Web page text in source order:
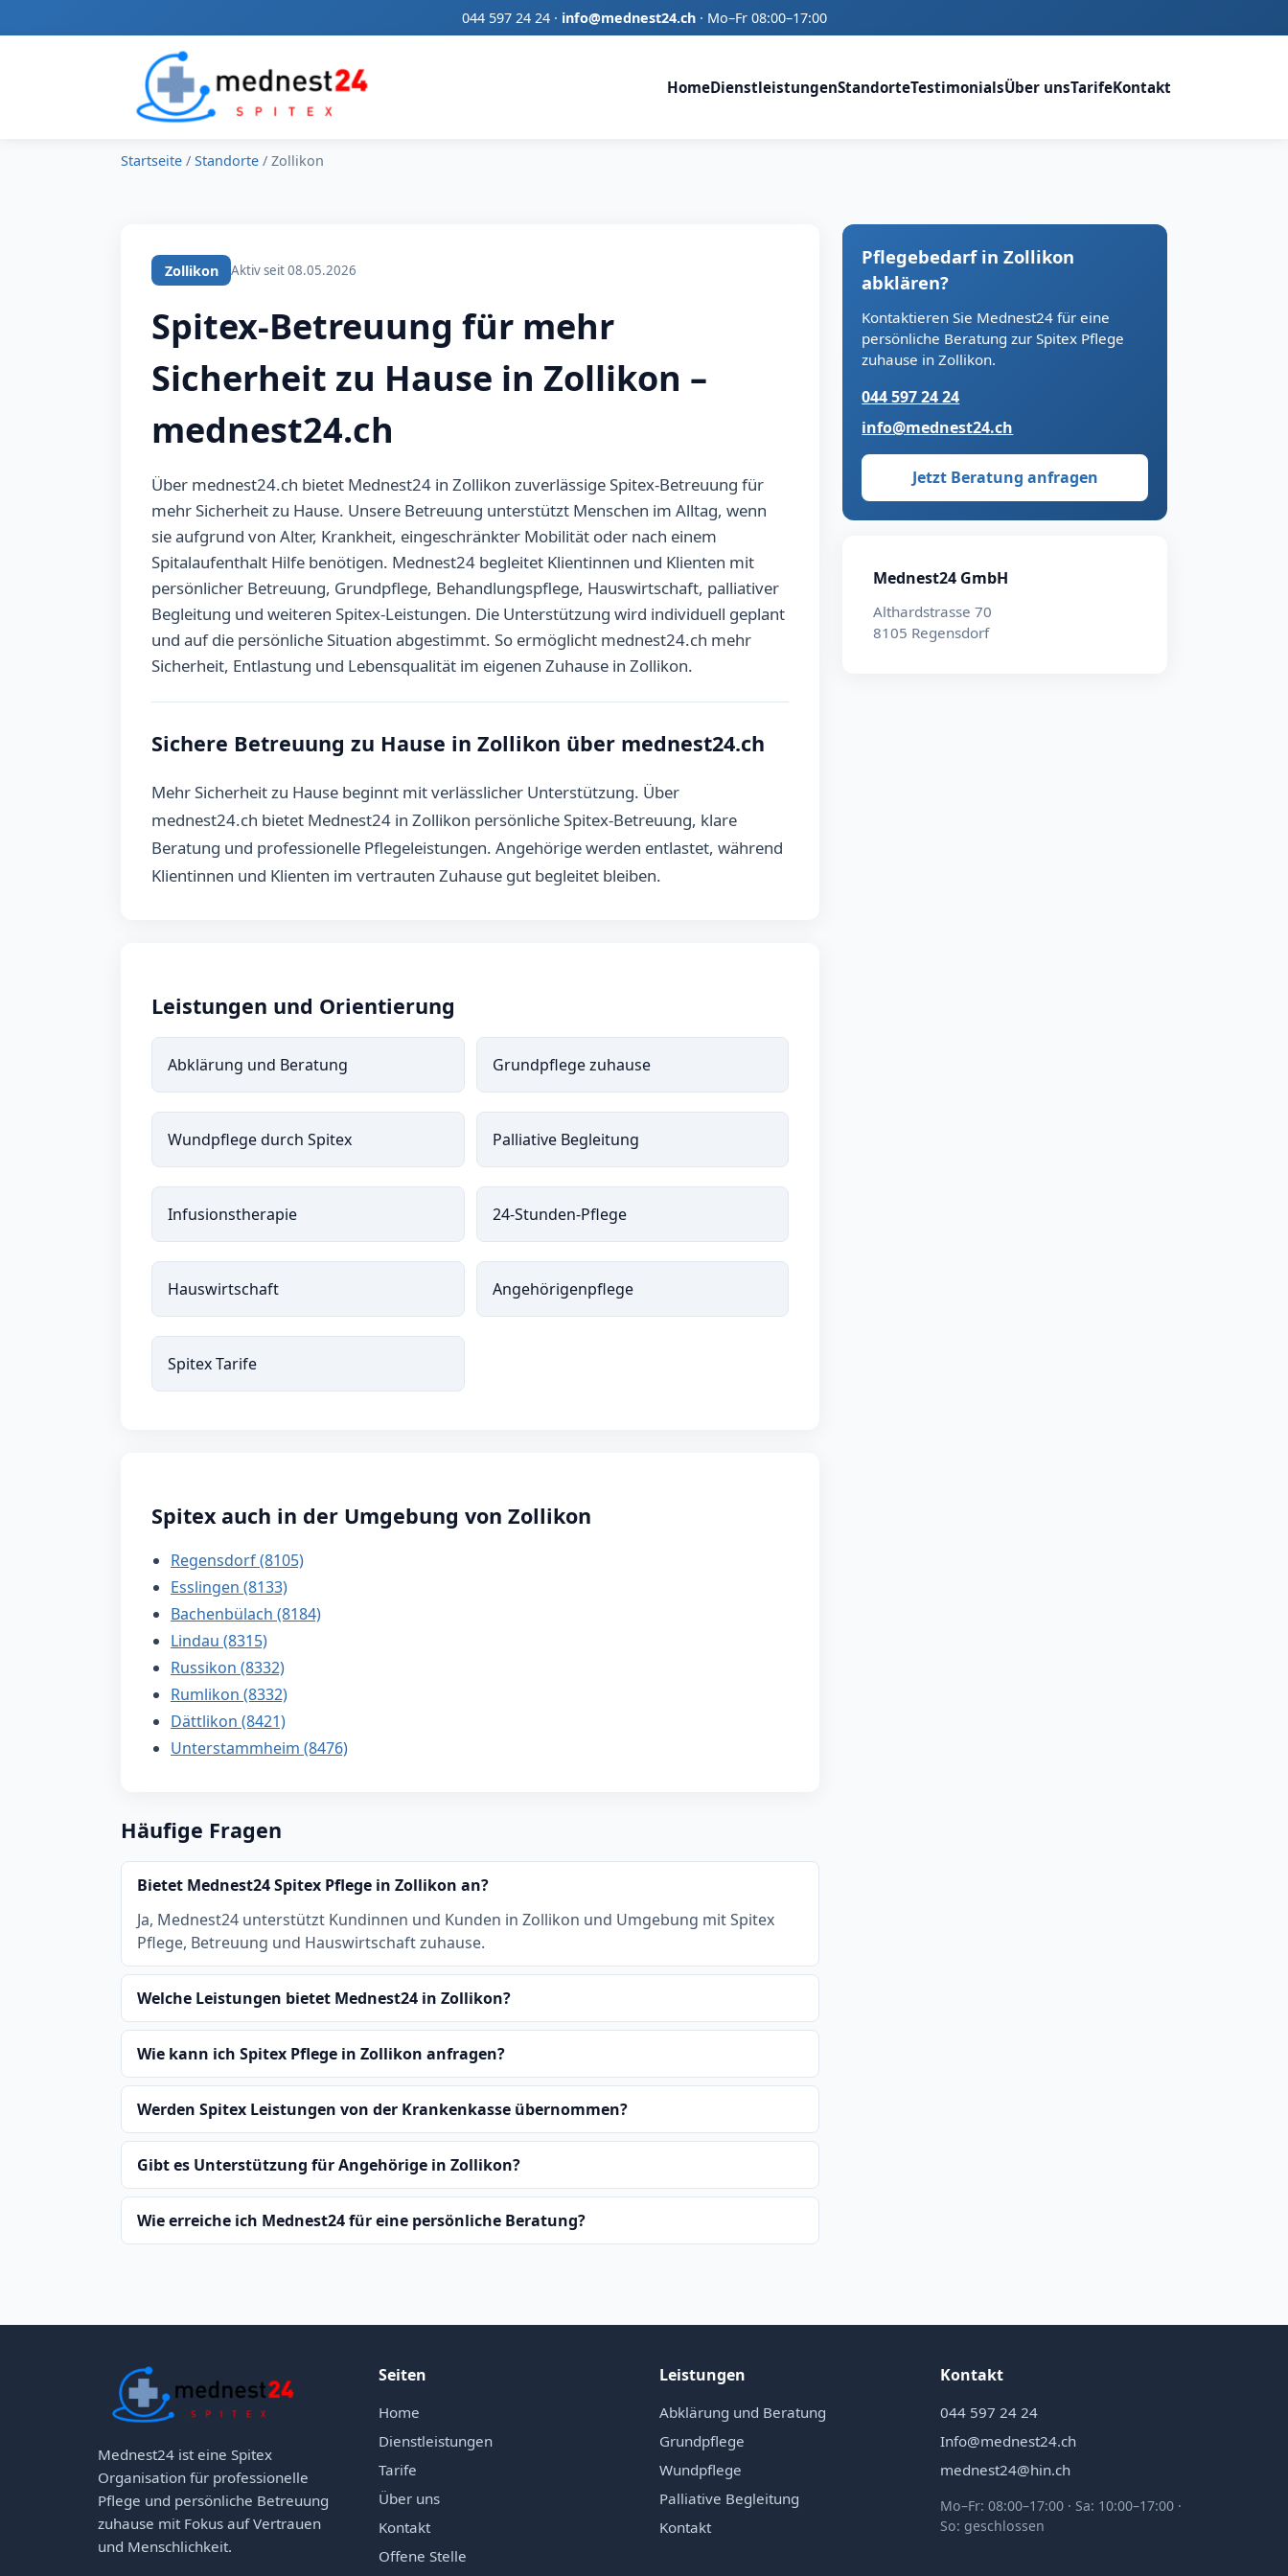
044 597 24 24· info@mednest24.ch· Mo–Fr 08:00–17:00
HomeDienstleistungenStandorteTestimonialsÜber unsTarifeKontakt
Startseite / Standorte / Zollikon
Zollikon Aktiv seit 08.05.2026
Spitex-Betreuung für mehr
Sicherheit zu Hause in Zollikon –
mednest24.ch
Über mednest24.ch bietet Mednest24 in Zollikon zuverlässige Spitex-Betreuung für
mehr Sicherheit zu Hause. Unsere Betreuung unterstützt Menschen im Alltag, wenn
sie aufgrund von Alter, Krankheit, eingeschränkter Mobilität oder nach einem
Spitalaufenthalt Hilfe benötigen. Mednest24 begleitet Klientinnen und Klienten mit
persönlicher Betreuung, Grundpflege, Behandlungspflege, Hauswirtschaft, palliativer
Begleitung und weiteren Spitex-Leistungen. Die Unterstützung wird individuell geplant
und auf die persönliche Situation abgestimmt. So ermöglicht mednest24.ch mehr
Sicherheit, Entlastung und Lebensqualität im eigenen Zuhause in Zollikon.
Sichere Betreuung zu Hause in Zollikon über mednest24.ch
Mehr Sicherheit zu Hause beginnt mit verlässlicher Unterstützung. Über
mednest24.ch bietet Mednest24 in Zollikon persönliche Spitex-Betreuung, klare
Beratung und professionelle Pflegeleistungen. Angehörige werden entlastet, während
Klientinnen und Klienten im vertrauten Zuhause gut begleitet bleiben.
Leistungen und Orientierung
Abklärung und Beratung Grundpflege zuhause
Wundpflege durch Spitex Palliative Begleitung
Infusionstherapie 24-Stunden-Pflege
Hauswirtschaft Angehörigenpflege
Spitex Tarife
Spitex auch in der Umgebung von Zollikon
Regensdorf (8105)
Esslingen (8133)
Bachenbülach (8184)
Lindau (8315)
Russikon (8332)
Rumlikon (8332)
Dättlikon (8421)
Unterstammheim (8476)
Häufige Fragen
Bietet Mednest24 Spitex Pflege in Zollikon an?
Ja, Mednest24 unterstützt Kundinnen und Kunden in Zollikon und Umgebung mit Spitex
Pflege, Betreuung und Hauswirtschaft zuhause.
Welche Leistungen bietet Mednest24 in Zollikon?
Wie kann ich Spitex Pflege in Zollikon anfragen?
Werden Spitex Leistungen von der Krankenkasse übernommen?
Gibt es Unterstützung für Angehörige in Zollikon?
Wie erreiche ich Mednest24 für eine persönliche Beratung?
Pflegebedarf in Zollikon
abklären?
Kontaktieren Sie Mednest24 für eine
persönliche Beratung zur Spitex Pflege
zuhause in Zollikon.
044 597 24 24
info@mednest24.ch
Jetzt Beratung anfragen
Mednest24 GmbH
Althardstrasse 70
8105 Regensdorf
Mednest24 ist eine Spitex
Organisation für professionelle
Pflege und persönliche Betreuung
zuhause mit Fokus auf Vertrauen
und Menschlichkeit.
Seiten
Home
Dienstleistungen
Tarife
Über uns
Kontakt
Offene Stelle
Leistungen
Abklärung und Beratung
Grundpflege
Wundpflege
Palliative Begleitung
Kontakt
Kontakt
044 597 24 24
Info@mednest24.ch
mednest24@hin.ch
Mo–Fr: 08:00–17:00 · Sa: 10:00–17:00 ·
So: geschlossen